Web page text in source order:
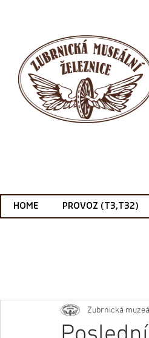
HOME PROVOZ (T3,T32)
Zubrnická